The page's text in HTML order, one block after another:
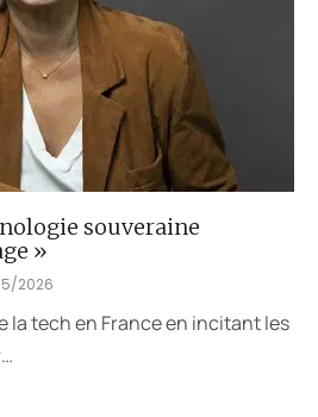
souveraine
»
2026
la tech en France en incitant les